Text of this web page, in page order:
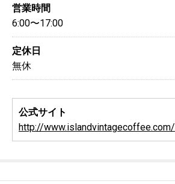
営業時間
6:00〜17:00
定休日
無休
公式サイト
http://www.islandvintagecoffee.com/